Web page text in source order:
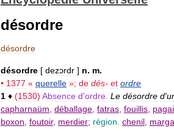
désordre
désordre
désordre [ dezɔrdr ] n. m.
• 1377 « querelle »; de dés- et ordre
1 ♦ (1530) Absence d'ordre Le désordre d'
capharnaüm déballage fatras fouillis
boxon foutoir, merdier; région chenil